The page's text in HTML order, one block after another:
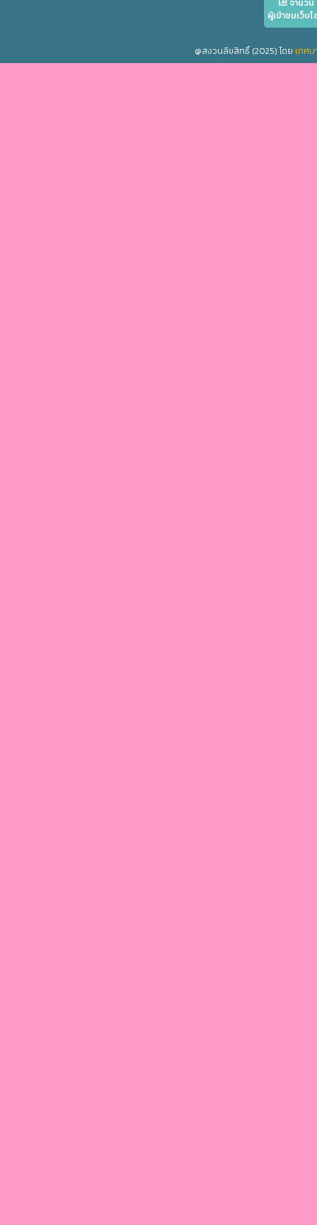
จำนวน
ผู้เข้าชมเว็บ
@สงวนลิขสิทธิ์ (2025) โดย เทศ